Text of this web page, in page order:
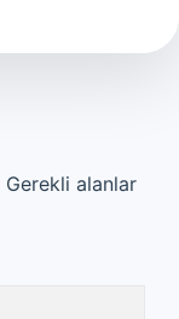
Gerekli alanlar